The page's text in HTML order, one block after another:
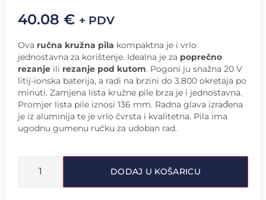
40.08 € + PDV
Ova ručna kružna pila kompaktna je i vrlo
jednostavna za korištenje. Idealna je za poprečno
rezanje ili rezanje pod kutom. Pogoni ju snažna 20 V
litij-ionska baterija, a radi na brzini do 3.800 okretaja po
minuti. Zamjena lista kružne pile brza je i jednostavna.
Promjer lista pile iznosi 136 mm. Radna glava izrađena
je iz aluminija te je vrlo čvrsta i kvalitetna. Pila ima
ugodnu gumenu ručku za udoban rad.
DODAJ U KOŠARICU